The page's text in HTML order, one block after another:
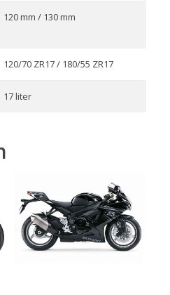
120 mm / 130 mm
120/70 ZR17 / 180/55 ZR17
17 liter